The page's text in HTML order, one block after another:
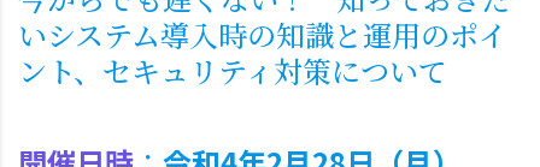
いシステム導入時の知識と運用のポイ
ント、セキュリティ対策について